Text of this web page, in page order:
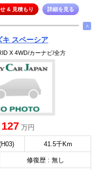
& 見積もり 詳細を見る
∧
キ スペーシア
X 4WD/カーナビ/全方
127 万円
41.5千Km
修復歴 : 無し